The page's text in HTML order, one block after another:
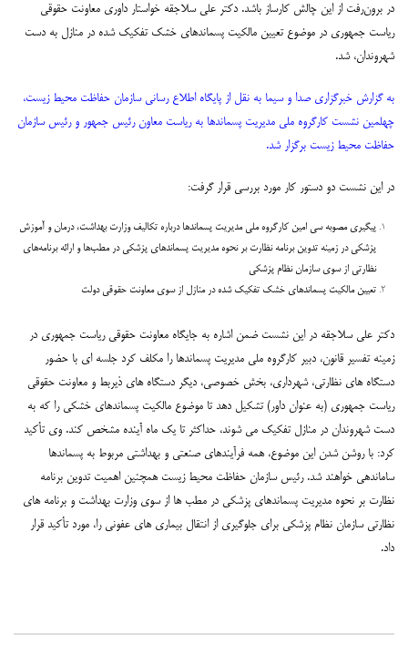
در برون‌رفت از این چالش کارساز باشد. دکتر علی سلاجقه خواستار داوری معاونت حقوقی
ریاست جمهوری در موضوع تعیین مالکیت پسماندهای خشک تفکیک شده در منازل به دست
شهروندان، شد.
به گزارش خبرگزاری صدا و سیما به نقل از پایگاه اطلاع رسانی سازمان حفاظت محیط زیست،
چهلمین نشست کارگروه ملی مدیریت پسماندها به ریاست معاون رئیس جمهور و رئیس سازمان
حفاظت محیط زیست برگزار شد.
در این نشست دو دستور کار مورد بررسی قرار گرفت:
پیگیری مصوبه سی امین کارگروه ملی مدیریت پسماند‌ها درباره تکالیف وزارت بهداشت، درمان و آموزش
پزشکی در زمینه تدوین برنامه نظارت بر نحوه مدیریت پسماند‌های پزشکی در مطب‌ها و ارائه برنامه‌های
نظارتی از سوی سازمان نظام پزشکی
تعیین مالکیت پسماند‌های خشک تفکیک شده در منازل از سوی معاونت حقوقی دولت
دکتر علی سلاجقه در این نشست ضمن اشاره به جایگاه معاونت حقوقی ریاست جمهوری در
زمینه تفسیر قانون، دبیر کارگروه ملی مدیریت پسماندها را مکلف کرد جلسه ای با حضور
دستگاه های نظارتی، شهرداری، بخش خصوصی، دیگر دستگاه های ذیربط و معاونت حقوقی
ریاست جمهوری (به عنوان داور) تشکیل دهد تا موضوع مالکیت پسماندهای خشکی را که به
دست شهروندان در منازل تفکیک می شوند، حداکثر تا یک ماه آینده مشخص کند. وی تأکید
کرد: با روشن شدن این موضوع، همه فرآیندهای صنعتی و بهداشتی مربوط به پسماندها
ساماندهی خواهند شد.رئیس سازمان حفاظت محیط زیست همچنین اهمیت تدوین برنامه
نظارت بر نحوه مدیریت پسماندهای پزشکی در مطب ها از سوی وزارت بهداشت و برنامه های
نظارتی سازمان نظام پزشکی برای جلوگیری از انتقال بیماری های عفونی را، مورد تأکید قرار
داد.